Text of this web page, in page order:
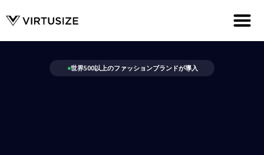
世界500以上のファッションブランドが導入